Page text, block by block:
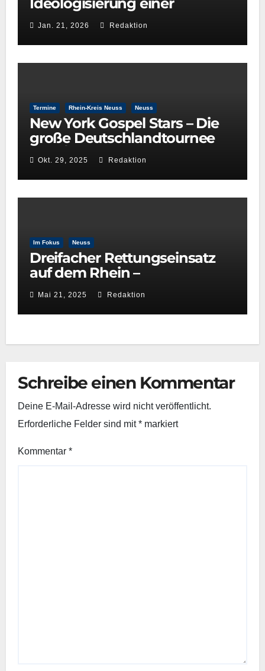
Kulturentscheidung: Die Rolle
der GRÜNEN im
Kulturausschuss
Jan. 21, 2026 Redaktion
Termine Rhein-Kreis Neuss Neuss
New York Gospel Stars – Die
große Deutschlandtournee
2025/26
Okt. 29, 2025 Redaktion
Im Fokus Neuss
Dreifacher Rettungseinsatz
auf dem Rhein –
Wasserwacht Neuss beweist
schnelle Reaktionsfähigkeit
Mai 21, 2025 Redaktion
Schreibe einen Kommentar
Deine E-Mail-Adresse wird nicht veröffentlicht.
Erforderliche Felder sind mit* markiert
Kommentar *